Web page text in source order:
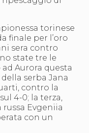
MGA
torinese
finale per l’oro
sera contro
state tre le
Aurora questa
serba Jana
contro la
4-0; la terza,
Evgeniia
con un